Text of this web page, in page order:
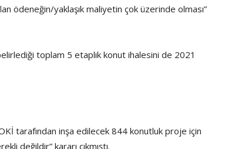
ödeneğin/yaklaşık maliyetin çok üzerinde olması”
toplam 5 etaplık konut ihalesini de 2021
tarafından inşa edilecek 844 konutluk proje için
değildir” kararı çıkmıştı.